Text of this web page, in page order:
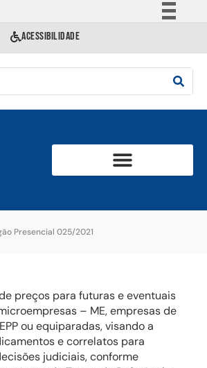
Comunica BR
Acesso à informação
ACESSIBILIDADE
Presencial 025/2021
preços para futuras e eventuais
– ME, empresas de
ou equiparadas, visando a
e correlatos para
judiciais, conforme